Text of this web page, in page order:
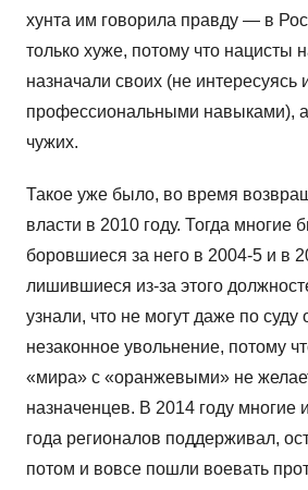
хунта им говорила правду — в
только хуже, потому что нацисты
назначали своих (не интересуясь
профессиональными навыками), а
чужих.
Такое уже было, во время
власти в 2010 году. Тогда многие
боровшиеся за него в 2004-5 и в
лишившиеся из-за этого
узнали, что не могут даже по суду
незаконное увольнение, потому
«мира» с «оранжевыми» не
назначенцев. В 2014 году многие
года регионалов поддерживал,
потом и вовсе пошли воевать